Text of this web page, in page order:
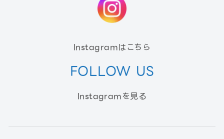
Instagramはこちら
FOLLOW US
Instagramを見る